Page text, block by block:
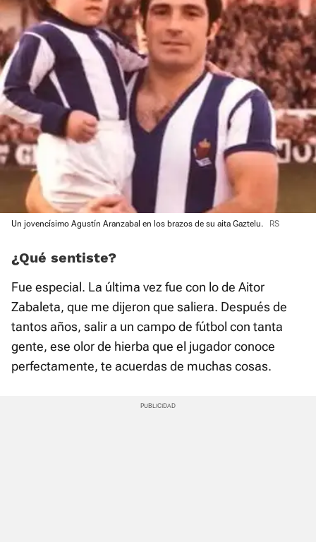
Un jovencísimo Agustín Aranzabal en los brazos de su aita Gaztelu. RS
¿Qué sentiste?
Fue especial. La última vez fue con lo de Aitor
Zabaleta, que me dijeron que saliera. Después de
tantos años, salir a un campo de fútbol con tanta
gente, ese olor de hierba que el jugador conoce
perfectamente, te acuerdas de muchas cosas.